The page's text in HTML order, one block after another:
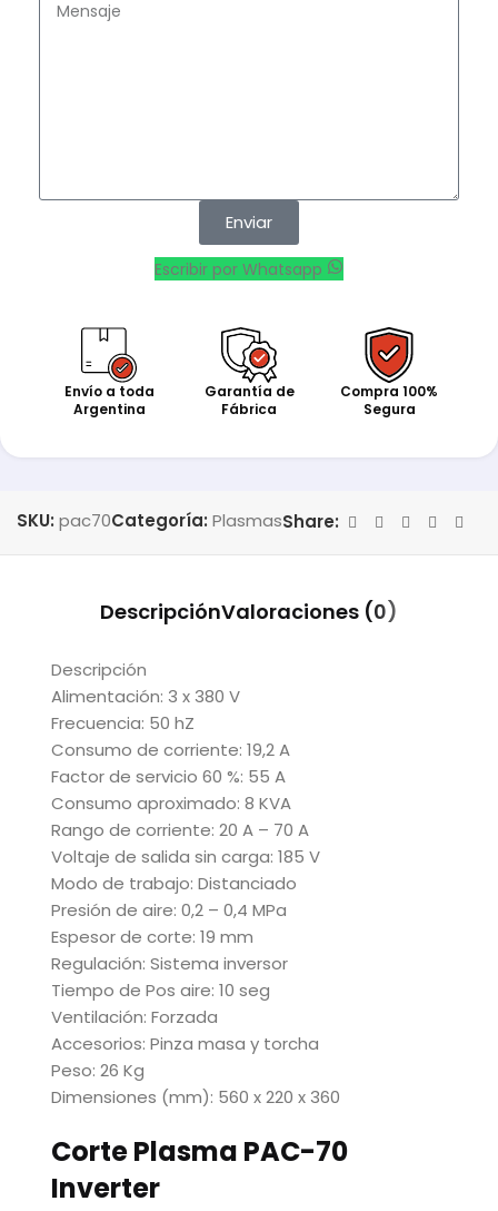
Enviar
Escribir por Whatsapp
Envío a toda
Argentina
Garantía de
Fábrica
Compra 100%
Segura
SKU: pac70Categoría: PlasmasShare:
DescripciónValoraciones (0)
Descripción
Alimentación: 3 x 380 V
Frecuencia: 50 hZ
Consumo de corriente: 19,2 A
Factor de servicio 60 %: 55 A
Consumo aproximado: 8 KVA
Rango de corriente: 20 A – 70 A
Voltaje de salida sin carga: 185 V
Modo de trabajo: Distanciado
Presión de aire: 0,2 – 0,4 MPa
Espesor de corte: 19 mm
Regulación: Sistema inversor
Tiempo de Pos aire: 10 seg
Ventilación: Forzada
Accesorios: Pinza masa y torcha
Peso: 26 Kg
Dimensiones (mm): 560 x 220 x 360
Corte Plasma PAC-70
Inverter